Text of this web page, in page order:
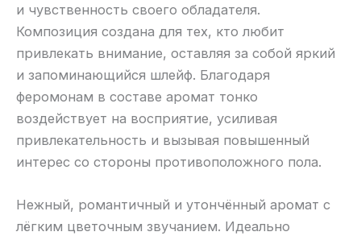
и чувственность своего обладателя.
Композиция создана для тех, кто любит
привлекать внимание, оставляя за собой яркий
и запоминающийся шлейф. Благодаря
феромонам в составе аромат тонко
воздействует на восприятие, усиливая
привлекательность и вызывая повышенный
интерес со стороны противоположного пола.
Нежный, романтичный и утончённый аромат с
лёгким цветочным звучанием. Идеально